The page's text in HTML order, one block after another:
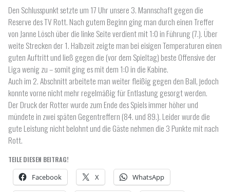
Den Schlusspunkt setzte um 17 Uhr unsere 3. Mannschaft gegen die
Reserve des TV Rott. Nach gutem Beginn ging man durch einen Treffer
von Janne Lösch über die linke Seite verdient mit 1:0 in Führung (7.). Über
weite Strecken der 1. Halbzeit zeigte man bei eisigen Temperaturen einen
guten Auftritt und ließ gegen die (vor dem Spieltag) beste Offensive der
Liga wenig zu – somit ging es mit dem 1:0 in die Kabine.
Auch im 2. Abschnitt arbeitete man weiter fleißig gegen den Ball, jedoch
konnte vorne nicht mehr regelmäßig für Entlastung gesorgt werden.
Der Druck der Rotter wurde zum Ende des Spiels immer höher und
mündete in zwei späten Gegentreffern (84. und 89.). Leider wurde die
gute Leistung nicht belohnt und die Gäste nehmen die 3 Punkte mit nach
Rott.
TEILE DIESEN BEITRAG!
Facebook X WhatsApp